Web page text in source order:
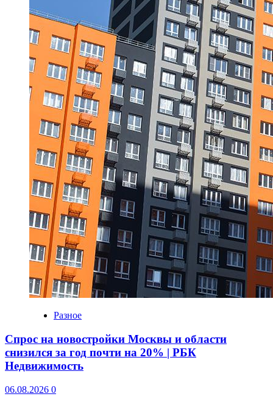
Разное
Спрос на новостройки Москвы и области
снизился за год почти на 20% | РБК
Недвижимость
06.08.2026 0